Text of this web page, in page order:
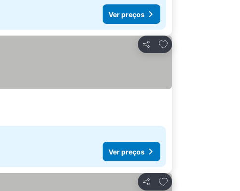
Ver preços
Partilhar
Adicionar aos favoritos
Ver preços
Partilhar
Adicionar aos favoritos